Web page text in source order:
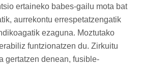
ertaineko babes-gailu mota bat
aurrekontu errespetatzengatik
ezaguna. Moztutako
funtzionatzen du. Zirkuitu
gertatzen denean, fusible-